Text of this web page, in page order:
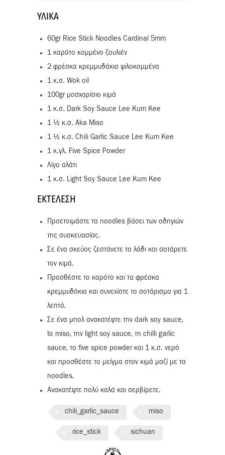
ΥΛΙΚΆ
60gr Rice Stick Noodles Cardinal 5mm
1 καρότο κομμένο ζουλιέν
2 φρέσκα κρεμμυδάκια ψιλοκομμένα
1 κ.σ. Wok oil
100gr μοσχαρίσιο κιμά
1 κ.σ. Dark Soy Sauce Lee Kum Kee
1 ½ κ.σ. Aka Miso
1 ½ κ.σ. Chili Garlic Sauce Lee Kum Kee
1 κ.γλ. Five Spice Powder
Λίγο αλάτι
1 κ.σ. Light Soy Sauce Lee Kum Kee
ΕΚΤΈΛΕΣΗ
Προετοιμάστε τα noodles βάσει των οδηγιών
της συσκευασίας.
Σε ένα σκεύος ζεστάνετε το λάδι και σοτάρετε
τον κιμά.
Προσθέστε το καρότο και τα φρέσκα
κρεμμυδάκια και συνεχίστε το σοτάρισμα για 1
λεπτό.
Σε ένα μπολ ανακατέψτε την dark soy sauce,
to miso, την light soy sauce, τη chilli garlic
sauce, το five spice powder και 1 κ.σ. νερό
και προσθέστε το μείγμα στον κιμά μαζί με τα
noodles.
Ανακατέψτε πολύ καλά και σερβίρετε.
chili_garlic_sauce miso
rice_stick sichuan